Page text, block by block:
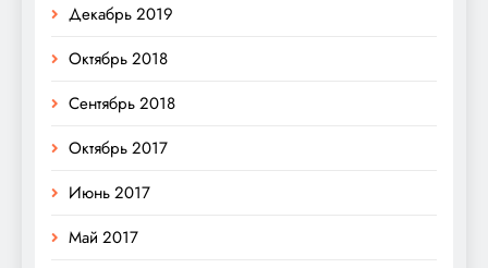
Декабрь 2019
Октябрь 2018
Сентябрь 2018
Октябрь 2017
Июнь 2017
Май 2017